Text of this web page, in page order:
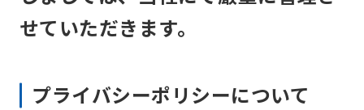
せていただきます。
プライバシーポリシーについて